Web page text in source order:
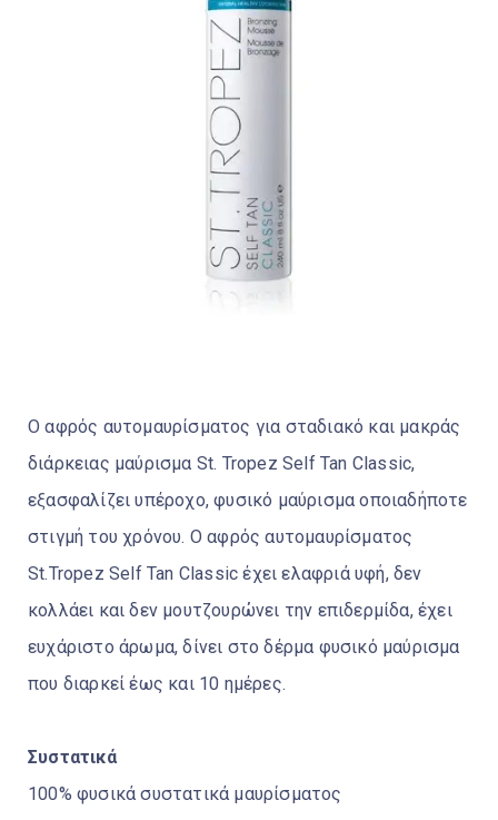
Ο αφρός αυτομαυρίσματος για σταδιακό και μακράς
διάρκειας μαύρισμα St. Tropez Self Tan Classic,
εξασφαλίζει υπέροχο, φυσικό μαύρισμα οποιαδήποτε
στιγμή του χρόνου. Ο αφρός αυτομαυρίσματος
St.Tropez Self Tan Classic έχει ελαφριά υφή, δεν
κολλάει και δεν μουτζουρώνει την επιδερμίδα, έχει
ευχάριστο άρωμα, δίνει στο δέρμα φυσικό μαύρισμα
που διαρκεί έως και 10 ημέρες.
Συστατικά
100% φυσικά συστατικά μαυρίσματος